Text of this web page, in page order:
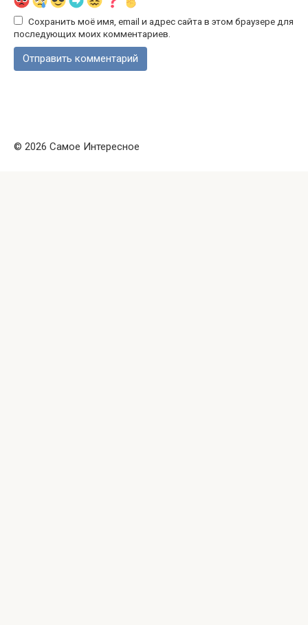
Сохранить моё имя, email и адрес сайта в этом браузере для
последующих моих комментариев.
© 2026 Самое Интересное